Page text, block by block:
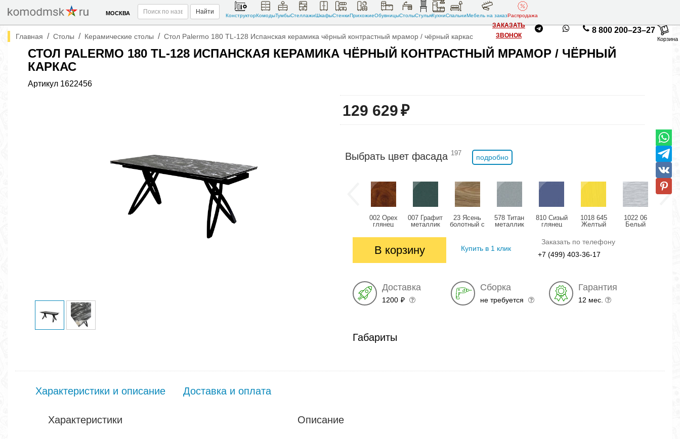
МОСКВА Найти
КонструкторКомодыТумбыСтеллажиШкафыСтенкиПрихожиеОбувницыСтолыСтульяКухниСпальниМебель на заказРаспродажа
ЗАКАЗАТЬ
ЗВОНОК
8 800 200–23–27
Корзина
Главная / Столы / Керамические столы / Стол Palermo 180 TL-128 Испанская керамика чёрный контрастный мрамор / чёрный каркас
СТОЛ PALERMO 180 TL-128 ИСПАНСКАЯ КЕРАМИКА ЧЁРНЫЙ КОНТРАСТНЫЙ МРАМОР / ЧЁРНЫЙ
КАРКАС
Артикул 1622456
129 629₽
Выбрать цвет фасада 197
подробно
002 Орех
глянец
007 Графит
металлик
23 Ясень
болотный с
578 Титан
металлик
810 Сизый
глянец
1018 645
Желтый
глянец
1022 06
Белый
В корзину Купить в 1 клик
Заказать по телефону
+7 (499) 403-36-17
Доставка
1200 ₽
Сборка
не требуется
Гарантия
12 мес.
Габариты
Характеристики и описание Доставка и оплата
Характеристики Описание